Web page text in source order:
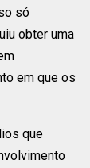
só
obter uma
em que os
que